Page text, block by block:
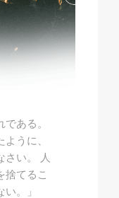
ある。
うに、
さい。 人
捨てるこ
。」